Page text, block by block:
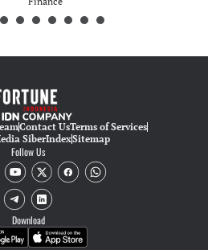
Contact UsTerms of Services
SiberIndexSitemap
Follow Us
Download